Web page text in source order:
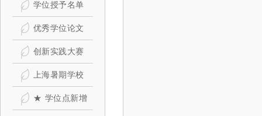
学位授予名单
优秀学位论文
创新实践大赛
上海暑期学校
★ 学位点新增